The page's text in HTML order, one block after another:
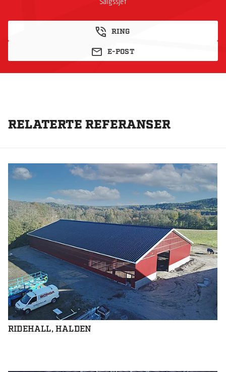
RING
E-POST
RELATERTE REFERANSER
RIDEHALL, HALDEN